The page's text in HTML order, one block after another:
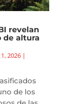
revelan
de altura
2026|
de los